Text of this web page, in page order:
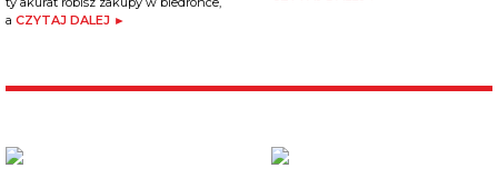
a CZYTAJ DALEJ ►